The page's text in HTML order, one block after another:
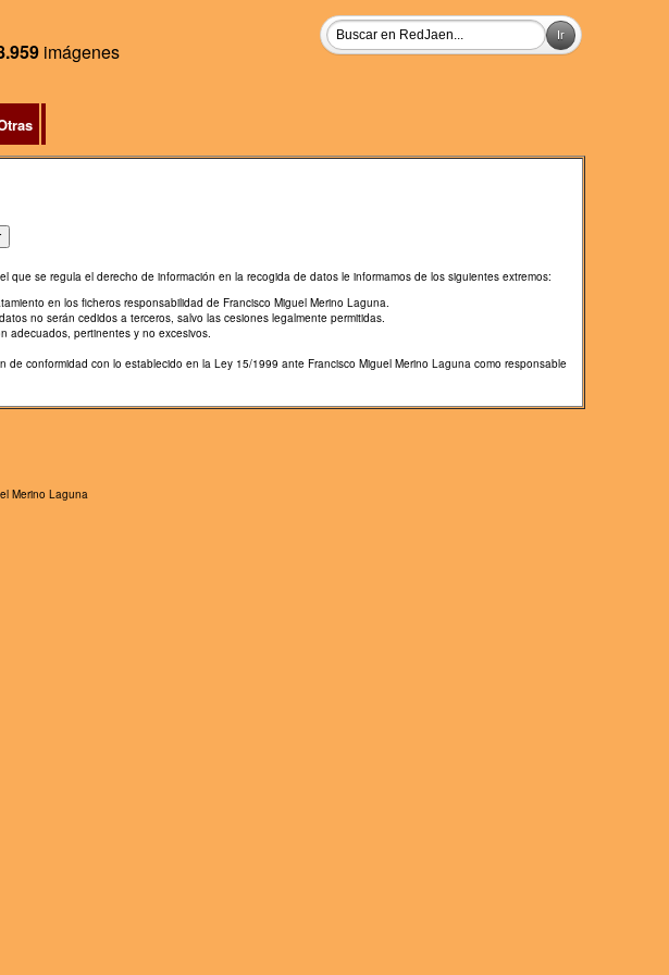
imágenes
se regula el derecho de información en la recogida de datos le informamos de los siguientes extremos:
en los ficheros responsabilidad de Francisco Miguel Merino Laguna.
no serán cedidos a terceros, salvo las cesiones legalmente permitidas.
adecuados, pertinentes y no excesivos.
conformidad con lo establecido en la Ley 15/1999 ante Francisco Miguel Merino Laguna como responsable
Merino Laguna